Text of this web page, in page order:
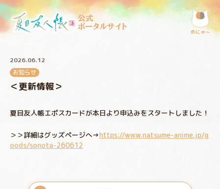
公式
ポータルサイト
めにゅ〜
2026.06.12
お知らせ
＜更新情報＞
夏目友人帳エポスカードが本日より申込みをスタートしました！
＞＞詳細はグッズページへ→https://www.natsume-anime.jp/g
oods/sonota-260612